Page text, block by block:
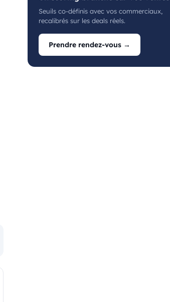
Seuils co-définis avec vos commerciaux,
recalibrés sur les deals réels.
Prendre rendez-vous →